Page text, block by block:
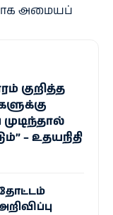
அமையப்
குறித்த
– உதயநிதி
தோட்டம்